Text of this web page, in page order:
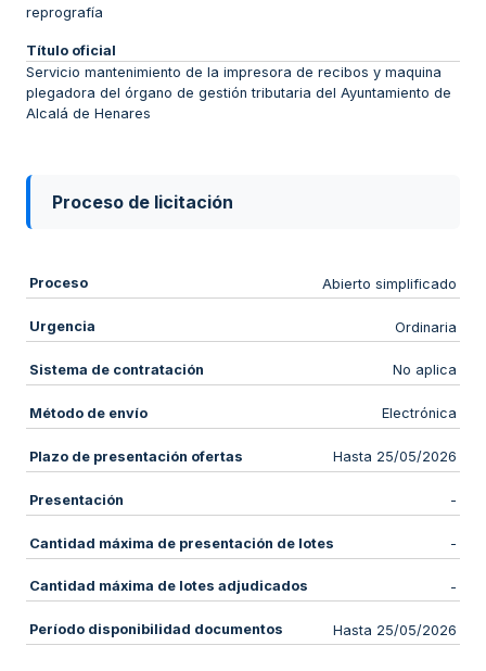
reprografía
Título oficial
Servicio mantenimiento de la impresora de recibos y maquina
plegadora del órgano de gestión tributaria del Ayuntamiento de
Alcalá de Henares
Proceso de licitación
Proceso Abierto simplificado
Urgencia Ordinaria
Sistema de contratación No aplica
Método de envío Electrónica
Plazo de presentación ofertas Hasta 25/05/2026
Presentación -
Cantidad máxima de presentación de lotes -
Cantidad máxima de lotes adjudicados -
Período disponibilidad documentos Hasta 25/05/2026